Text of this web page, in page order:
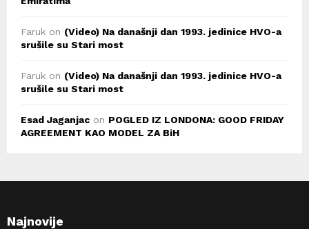
Faruk on (Video) Na današnji dan 1993. jedinice HVO-a
srušile su Stari most
Faruk on (Video) Na današnji dan 1993. jedinice HVO-a
srušile su Stari most
Esad Jaganjac on POGLED IZ LONDONA: GOOD FRIDAY
AGREEMENT KAO MODEL ZA BiH
Najnovije